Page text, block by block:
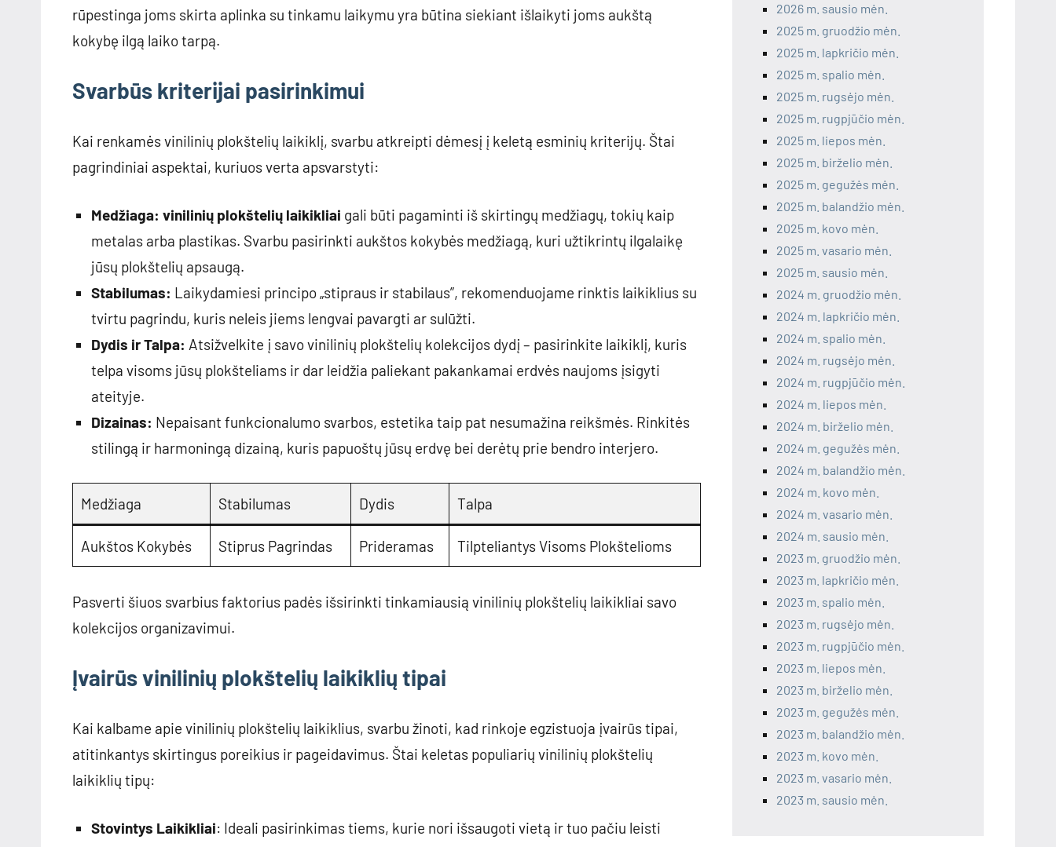
rūpestinga joms skirta aplinka su tinkamu laikymu yra būtina siekiant išlaikyti joms aukštą
kokybę ilgą laiko tarpą.
Svarbūs kriterijai pasirinkimui
Kai renkamės vinilinių plokštelių laikiklį, svarbu atkreipti dėmesį į keletą esminių kriterijų. Štai
pagrindiniai aspektai, kuriuos verta apsvarstyti:
Medžiaga: vinilinių plokštelių laikikliai gali būti pagaminti iš skirtingų medžiagų, tokių kaip
metalas arba plastikas. Svarbu pasirinkti aukštos kokybės medžiagą, kuri užtikrintų ilgalaikę
jūsų plokštelių apsaugą.
Stabilumas: Laikydamiesi principo „stipraus ir stabilaus”, rekomenduojame rinktis laikiklius su
tvirtu pagrindu, kuris neleis jiems lengvai pavargti ar sulūžti.
Dydis ir Talpa: Atsižvelkite į savo vinilinių plokštelių kolekcijos dydį – pasirinkite laikiklį, kuris
telpa visoms jūsų plokšteliams ir dar leidžia paliekant pakankamai erdvės naujoms įsigyti
ateityje.
Dizainas: Nepaisant funkcionalumo svarbos, estetika taip pat nesumažina reikšmės. Rinkitės
stilingą ir harmoningą dizainą, kuris papuoštų jūsų erdvę bei derėtų prie bendro interjero.
Medžiaga Stabilumas Dydis Talpa
Aukštos Kokybės Stiprus Pagrindas Prideramas Tilpteliantys Visoms Plokštelioms
Pasverti šiuos svarbius faktorius padės išsirinkti tinkamiausią vinilinių plokštelių laikikliai savo
kolekcijos organizavimui.
Įvairūs vinilinių plokštelių laikiklių tipai
Kai kalbame apie vinilinių plokštelių laikiklius, svarbu žinoti, kad rinkoje egzistuoja įvairūs tipai,
atitinkantys skirtingus poreikius ir pageidavimus. Štai keletas populiarių vinilinių plokštelių
laikiklių tipų:
Stovintys Laikikliai: Ideali pasirinkimas tiems, kurie nori išsaugoti vietą ir tuo pačiu leisti
2026 m. sausio mėn.
2025 m. gruodžio mėn.
2025 m. lapkričio mėn.
2025 m. spalio mėn.
2025 m. rugsėjo mėn.
2025 m. rugpjūčio mėn.
2025 m. liepos mėn.
2025 m. birželio mėn.
2025 m. gegužės mėn.
2025 m. balandžio mėn.
2025 m. kovo mėn.
2025 m. vasario mėn.
2025 m. sausio mėn.
2024 m. gruodžio mėn.
2024 m. lapkričio mėn.
2024 m. spalio mėn.
2024 m. rugsėjo mėn.
2024 m. rugpjūčio mėn.
2024 m. liepos mėn.
2024 m. birželio mėn.
2024 m. gegužės mėn.
2024 m. balandžio mėn.
2024 m. kovo mėn.
2024 m. vasario mėn.
2024 m. sausio mėn.
2023 m. gruodžio mėn.
2023 m. lapkričio mėn.
2023 m. spalio mėn.
2023 m. rugsėjo mėn.
2023 m. rugpjūčio mėn.
2023 m. liepos mėn.
2023 m. birželio mėn.
2023 m. gegužės mėn.
2023 m. balandžio mėn.
2023 m. kovo mėn.
2023 m. vasario mėn.
2023 m. sausio mėn.